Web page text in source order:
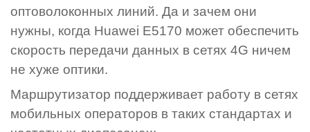
оптоволоконных линий. Да и зачем они
нужны, когда Huawei E5170 может обеспечить
скорость передачи данных в сетях 4G ничем
не хуже оптики.
Маршрутизатор поддерживает работу в сетях
мобильных операторов в таких стандартах и